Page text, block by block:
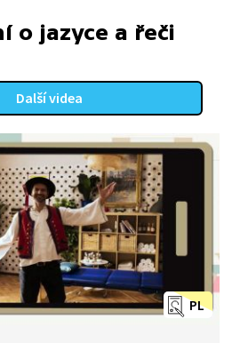
o jazyce a řeči
Další videa
PL